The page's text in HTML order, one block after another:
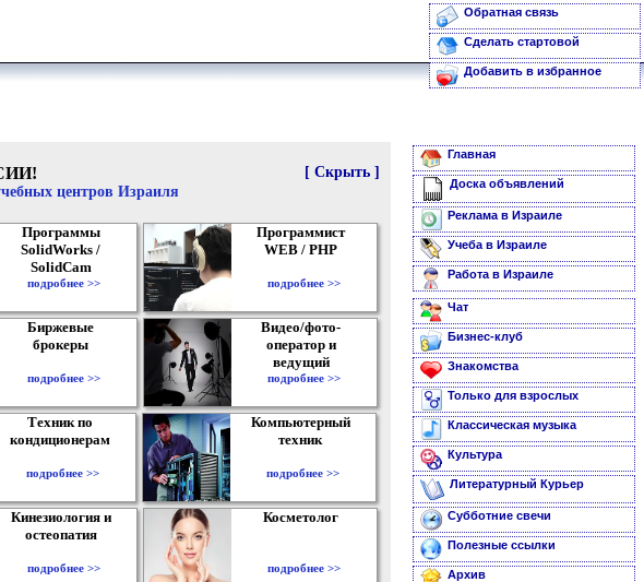
Обратная связь
Сделать стартовой
Добавить в избранное
[ Скрыть ]
центров Израиля
Программы
SolidWorks /
SolidCam
подробнее >>
Программист
WEB / PHP
подробнее >>
Биржевые
брокеры
подробнее >>
Видео/фото-
оператор и
ведущий
подробнее >>
Техник по
кондиционерам
подробнее >>
Компьютерный
техник
подробнее >>
Кинезиология и
остеопатия
подробнее >>
Косметолог
подробнее >>
Главная
Доска объявлений
Реклама в Израиле
Учеба в Израиле
Работа в Израиле
Чат
Бизнес-клуб
Знакомства
Только для взрослых
Классическая музыка
Культура
Литературный Курьер
Субботние свечи
Полезные ссылки
Архив